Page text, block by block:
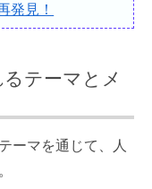
発見！
るテーマとメ
ーマを通じて、人